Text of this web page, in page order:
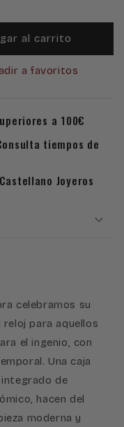
al carrito
a favoritos
a 100€
tiempos de
Joyeros
celebramos su
reloj para aquellos
el ingenio, con
Una caja
de
hacen del
moderna y